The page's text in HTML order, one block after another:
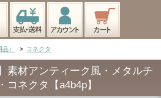
） > コネクタ
素材アンティーク風・メタルチ
ネクタ【a4b4p】